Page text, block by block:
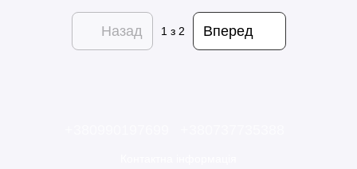
Назад 1з 2 Вперед